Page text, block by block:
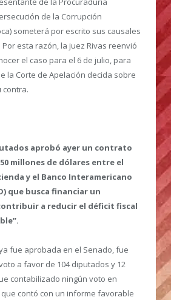
de la Corrupción
someterá por escrito sus causales
esta razón, la juez Rivas reenvió
el caso para el 6 de julio, para
la Corte de Apelación decida sobre
contra.
aprobó ayer un contrato
millones de dólares entre el
y el Banco Interamericano
que busca financiar un
a reducir el déficit fiscal
fue aprobada en el Senado, fue
a favor de 104 diputados y 12
contabilizado ningún voto en
que contó con un informe favorable